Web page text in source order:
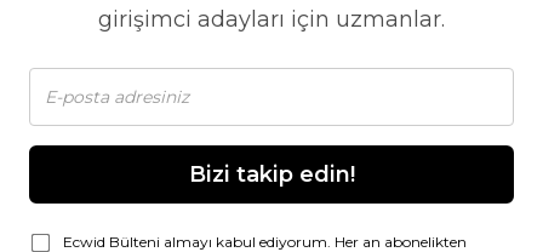
girişimci adayları için uzmanlar.
Bizi takip edin!
Ecwid Bülteni almayı kabul ediyorum. Her an abonelikten